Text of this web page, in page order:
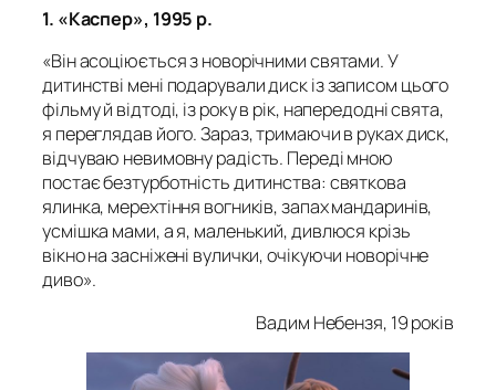
1. «Каспер», 1995 р.
«Він асоціюється з новорічними святами. У
дитинстві мені подарували диск із записом цього
фільму й відтоді, із року в рік, напередодні свята,
я переглядав його. Зараз, тримаючи в руках диск,
відчуваю невимовну радість. Переді мною
постає безтурботність дитинства: святкова
ялинка, мерехтіння вогників, запах мандаринів,
усмішка мами, а я, маленький, дивлюся крізь
вікно на засніжені вулички, очікуючи новорічне
диво».
Вадим Небензя, 19 років